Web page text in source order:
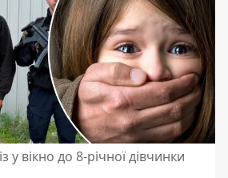
у вікно до 8-річної дівчинки